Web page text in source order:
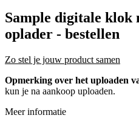
Sample digitale klok
oplader - bestellen
Zo stel je jouw product samen
Opmerking over het uploaden
kun je na aankoop uploaden.
Meer informatie